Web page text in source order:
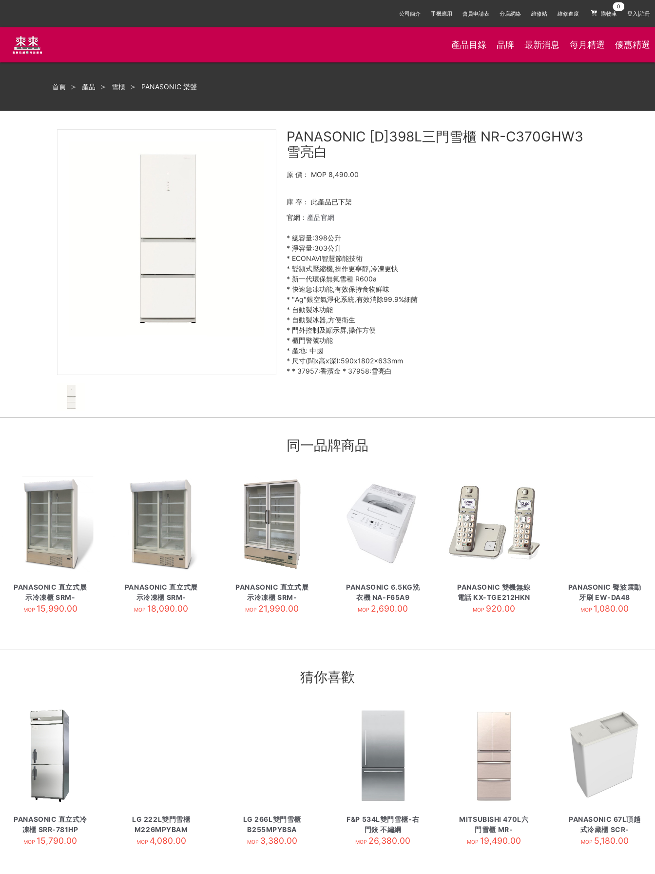
公司簡介 手機應用 會員申請表 分店網絡 維修站 維修進度 購物車 登入|註冊
產品目錄 品牌 最新消息 每月精選 優惠精選
首頁 產品 雪櫃 PANASONIC 樂聲
PANASONIC [D]398L三門雪櫃 NR-C370GHW3
雪亮白
原 價： MOP 8,490.00
庫 存：
此產品已下架
官網： 產品官網
* 總容量:398公升
* 淨容量:303公升
* ECONAVI智慧節能技術
* 變頻式壓縮機,操作更寧靜,冷凍更快
* 新一代環保無氟雪種 R600a
* 快速急凍功能,有效保持食物鮮味
* "Ag"銀空氣淨化系統,有效消除99.9%細菌
* 自動製冰功能
* 自動製冰器,方便衛生
* 門外控制及顯示屏,操作方便
* 櫃門警號功能
* 產地: 中國
* 尺寸(闊x高x深):590x1802x633mm
* * 37957:香濱金 * 37958:雪亮白
同一品牌商品
PANASONIC 直立式展
示冷凍櫃 SRM-
CDC319NL-TS3
MOP 15,990.00
PANASONIC 直立式展
示冷凍櫃 SRM-
CDC419NL-TS4
MOP 18,090.00
PANASONIC 直立式展
示冷凍櫃 SRM-
CD471-L
MOP 21,990.00
PANASONIC 6.5KG洗
衣機 NA-F65A9
MOP 2,690.00
PANASONIC 雙機無線
電話 KX-TGE212HKN
MOP 920.00
PANASONIC 聲波震動
牙刷 EW-DA48
MOP 1,080.00
猜你喜歡
PANASONIC 直立式冷
凍櫃 SRR-781HP
MOP 15,790.00
LG 222L雙門雪櫃
M226MPYBAM
MOP 4,080.00
LG 266L雙門雪櫃
B255MPYBSA
MOP 3,380.00
F&P 534L雙門雪櫃-右
門鉸 不繡綱
RF522WDRX4 需訂貨
MOP 26,380.00
MITSUBISHI 470L六
門雪櫃 MR-
WX47LMFH亮麗香濱
MOP 19,490.00
PANASONIC 67L頂趟
式冷藏櫃 SCR-
CDS68-HK
MOP 5,180.00